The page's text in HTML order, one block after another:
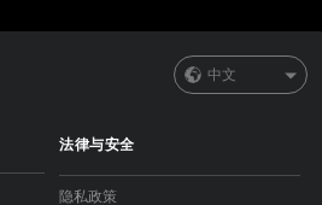
中文
法律与安全
隐私政策